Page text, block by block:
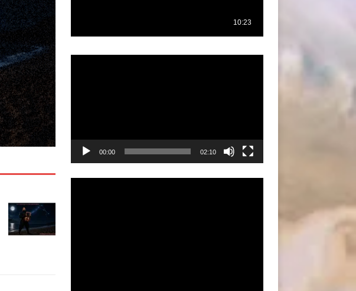
00:00 02:10